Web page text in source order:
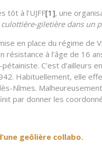
tôt à l’UJFF[1], une
giletière dans un
en place du régime de
à l’âge de 16
C’est
Habituellement, elle
Nîmes.
par donner les
geôlière collabo.